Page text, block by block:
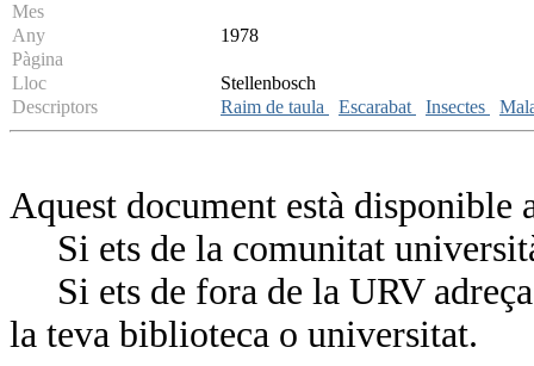
Mes
Any
1978
Pàgina
Lloc
Stellenbosch
Descriptors
Raim de taula Escarabat Insectes
Aquest document està
Si ets de la comunitat
Si ets de fora de la URV
la teva biblioteca o universitat.